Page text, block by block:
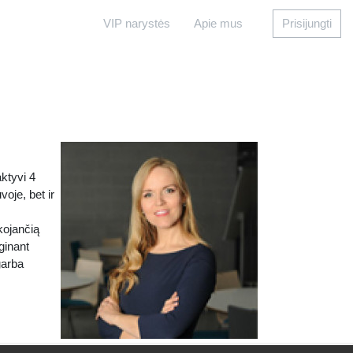
VIP narystės Apie mus Prisijungti
4
bet ir